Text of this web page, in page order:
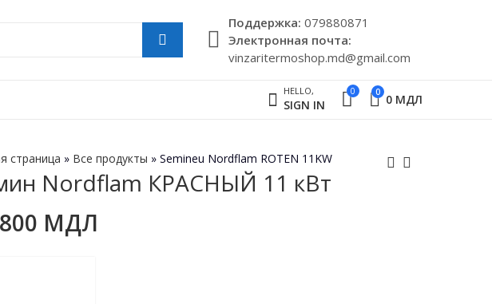
Поддержкa: 079880871
Электронная почта:
vinzaritermoshop.md@gmail.com
HELLO,
SIGN IN
0 0 0 МДЛ
страница » Все продукты » Semineu Nordflam ROTEN 11KW
Nordflam КРАСНЫЙ 11 кВт
МДЛ